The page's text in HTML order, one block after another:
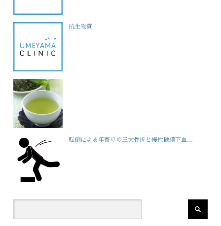
抗生物質
転倒による年寄りの三大骨折と慢性硬膜下血...